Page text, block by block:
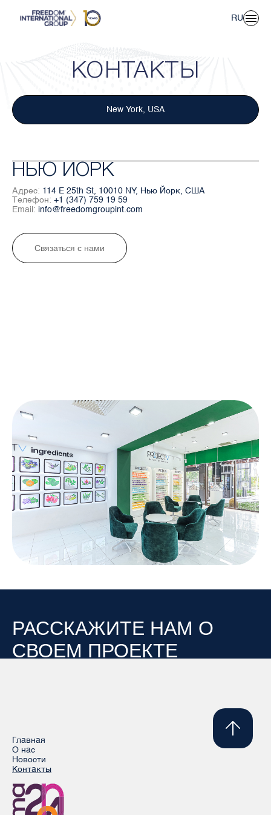
Новости
Получить средства
RU
КОНТАКТЫ
New York, USA
НЬЮ ЙОРК
Адрес: 114 E 25th St, 10010 NY, Нью Йорк, США
Телефон: +1 (347) 759 19 59
Email: info@freedomgroupint.com
Связаться с нами
РАССКАЖИТЕ НАМ О
СВОЕМ ПРОЕКТЕ
Главная
О нас
Новости
Контакты